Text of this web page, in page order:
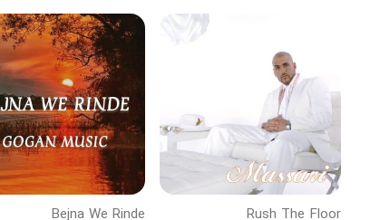
Rush The Floor
Bejna We Rinde